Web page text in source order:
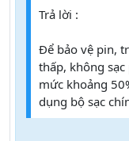
Trả lời :
Để bảo vệ pin,
thấp, không
mức khoảng
dụng bộ sạc